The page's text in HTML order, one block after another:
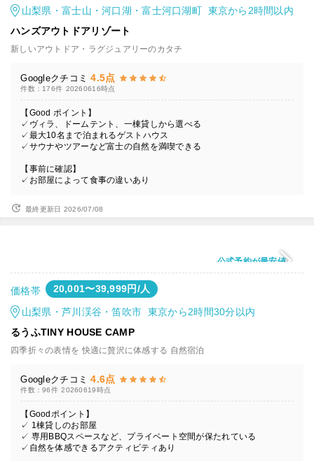
山梨県・富士山・河口湖・富士河口湖町 東京から2時間以内
ハンズアウトドアリゾート
新しいアウトドア・ラグジュアリーのカタチ
Googleクチコミ 4.5点
件数：176件 20260616時点
【Good ポイント】
✓ヴィラ、ドームテント、一棟貸しから選べる
✓最大10名まで泊まれるゲストハウス
✓サウナやツアーなど富士の自然を満喫できる
【事前に確認】
✓お部屋によって食事の違いあり
最終更新日 2026/07/08
公式予約が最安値
価格帯 20,001〜39,999円/人
山梨県・芦川渓谷・笛吹市 東京から2時間30分以内
るうふTINY HOUSE CAMP
四季折々の表情を 快適に贅沢に体感する 自然宿泊
Googleクチコミ 4.6点
件数：96件 20260619時点
【Goodポイント】
✓ 1棟貸しのお部屋
✓ 専用BBQスペースなど、プライベート空間が保たれている
✓自然を体感できるアクティビティあり